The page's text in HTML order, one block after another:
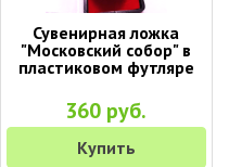
Сувенирная ложка
"Московский собор" в
пластиковом футляре
360 руб.
Купить